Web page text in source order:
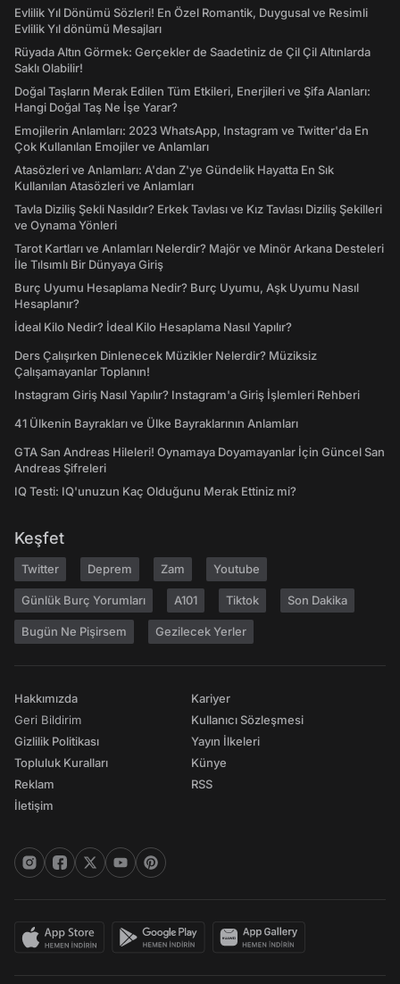
Evlilik Yıl Dönümü Sözleri! En Özel Romantik, Duygusal ve Resimli
Evlilik Yıl dönümü Mesajları
Rüyada Altın Görmek: Gerçekler de Saadetiniz de Çil Çil Altınlarda
Saklı Olabilir!
Doğal Taşların Merak Edilen Tüm Etkileri, Enerjileri ve Şifa Alanları:
Hangi Doğal Taş Ne İşe Yarar?
Emojilerin Anlamları: 2023 WhatsApp, Instagram ve Twitter'da En
Çok Kullanılan Emojiler ve Anlamları
Atasözleri ve Anlamları: A'dan Z'ye Gündelik Hayatta En Sık
Kullanılan Atasözleri ve Anlamları
Tavla Diziliş Şekli Nasıldır? Erkek Tavlası ve Kız Tavlası Diziliş Şekilleri
ve Oynama Yönleri
Tarot Kartları ve Anlamları Nelerdir? Majör ve Minör Arkana Desteleri
İle Tılsımlı Bir Dünyaya Giriş
Burç Uyumu Hesaplama Nedir? Burç Uyumu, Aşk Uyumu Nasıl
Hesaplanır?
İdeal Kilo Nedir? İdeal Kilo Hesaplama Nasıl Yapılır?
Ders Çalışırken Dinlenecek Müzikler Nelerdir? Müziksiz
Çalışamayanlar Toplanın!
Instagram Giriş Nasıl Yapılır? Instagram'a Giriş İşlemleri Rehberi
41 Ülkenin Bayrakları ve Ülke Bayraklarının Anlamları
GTA San Andreas Hileleri! Oynamaya Doyamayanlar İçin Güncel San
Andreas Şifreleri
IQ Testi: IQ'unuzun Kaç Olduğunu Merak Ettiniz mi?
Keşfet
Twitter Deprem Zam Youtube
Günlük Burç Yorumları A101 Tiktok Son Dakika
Bugün Ne Pişirsem Gezilecek Yerler
Hakkımızda
Geri Bildirim
Gizlilik Politikası
Topluluk Kuralları
Reklam
İletişim
Kariyer
Kullanıcı Sözleşmesi
Yayın İlkeleri
Künye
RSS